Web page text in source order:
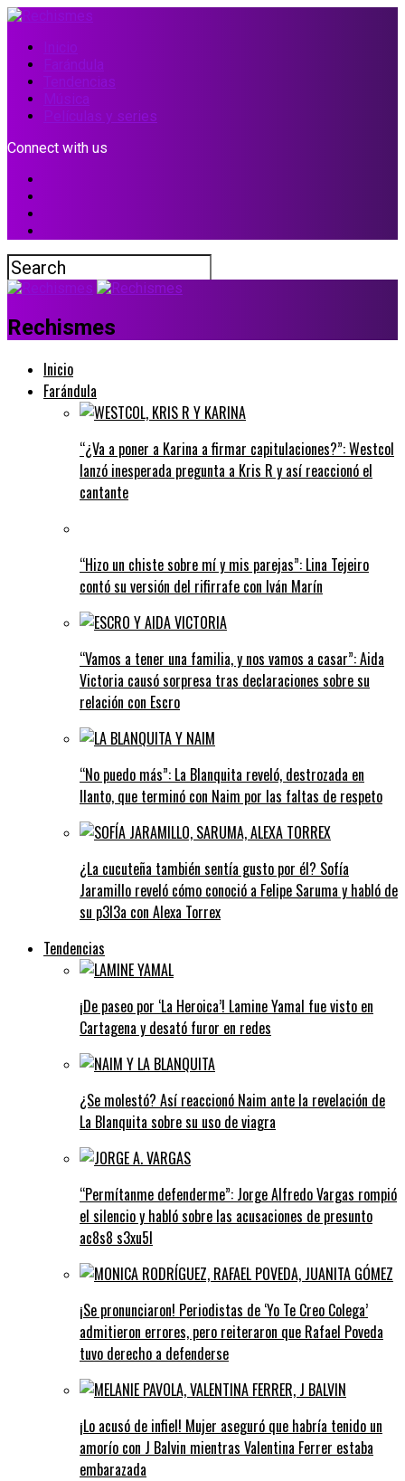
Inicio
Farándula
Tendencias
Música
Películas y series
Connect with us
Rechismes
Inicio
Farándula
“¿Va a poner a Karina a firmar capitulaciones?”: Westcol
lanzó inesperada pregunta a Kris R y así reaccionó el
cantante
“Hizo un chiste sobre mí y mis parejas”: Lina Tejeiro
contó su versión del rifirrafe con Iván Marín
“Vamos a tener una familia, y nos vamos a casar”: Aida
Victoria causó sorpresa tras declaraciones sobre su
relación con Escro
“No puedo más”: La Blanquita reveló, destrozada en
llanto, que terminó con Naim por las faltas de respeto
¿La cucuteña también sentía gusto por él? Sofía
Jaramillo reveló cómo conoció a Felipe Saruma y habló de
su p3l3a con Alexa Torrex
Tendencias
¡De paseo por ‘La Heroica’! Lamine Yamal fue visto en
Cartagena y desató furor en redes
¿Se molestó? Así reaccionó Naim ante la revelación de
La Blanquita sobre su uso de viagra
“Permítanme defenderme”: Jorge Alfredo Vargas rompió
el silencio y habló sobre las acusaciones de presunto
ac8s8 s3xu5l
¡Se pronunciaron! Periodistas de ‘Yo Te Creo Colega’
admitieron errores, pero reiteraron que Rafael Poveda
tuvo derecho a defenderse
¡Lo acusó de infiel! Mujer aseguró que habría tenido un
amorío con J Balvin mientras Valentina Ferrer estaba
embarazada